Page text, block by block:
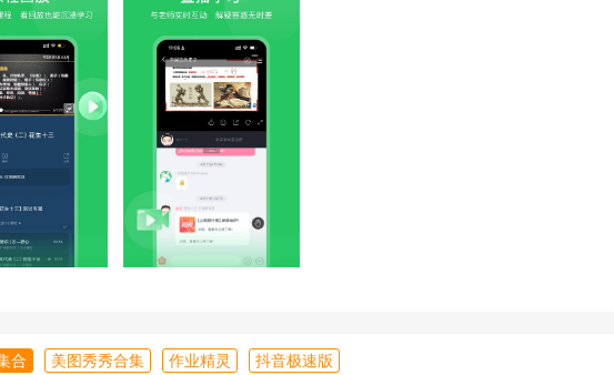
合 美图秀秀合集 作业精灵 抖音极速版